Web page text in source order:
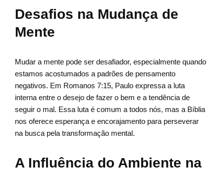
Desafios na Mudança de
Mente
Mudar a mente pode ser desafiador, especialmente quando
estamos acostumados a padrões de pensamento
negativos. Em Romanos 7:15, Paulo expressa a luta
interna entre o desejo de fazer o bem e a tendência de
seguir o mal. Essa luta é comum a todos nós, mas a Bíblia
nos oferece esperança e encorajamento para perseverar
na busca pela transformação mental.
A Influência do Ambiente na